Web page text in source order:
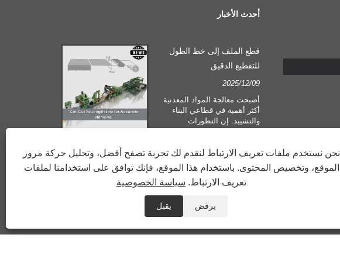
أحدث الأخبار
قطع الملف إلى خط الطول
للتقطيع الدقيق
2025/12/09
أصبحت معالجة المواد المعدنية
أكثر أهمية في قطاعي البناء
والتشييد. إن التطورات
معايير التصنيع ومتطلبات الجودة
المتزايدة. لم تعد تقنيات
المعالجة اليدوية التقليدية كافية
لتلبية احتياجات الصناعة
المعاصرة، وخاصة في السعي
لتحقيق قدر كبير من الدقة
والكفاءة. ولذلك، فقد ظهر خط
كمعدات معالجة الملف.
نحن نستخدم ملفات تعريف الارتباط لنقدم لك تجربة تصفح أفضل، وتحليل حركة مرور
الموقع، وتخصيص المحتوى. باستخدام هذا الموقع، فإنك توافق على استخدامنا لملفات
تعريف الارتباط. سياسة الخصوصية
يرفض يقبل